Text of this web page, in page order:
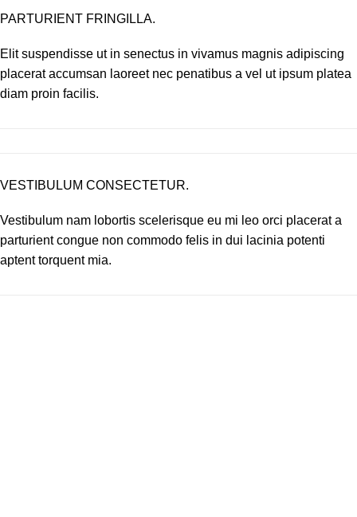
PARTURIENT FRINGILLA.
Elit suspendisse ut in senectus in vivamus magnis adipiscing
placerat accumsan laoreet nec penatibus a vel ut ipsum platea
diam proin facilis.
VESTIBULUM CONSECTETUR.
Vestibulum nam lobortis scelerisque eu mi leo orci placerat a
parturient congue non commodo felis in dui lacinia potenti
aptent torquent mia.